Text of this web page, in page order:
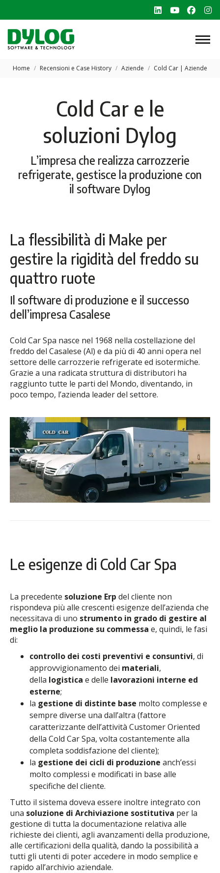
Linkedin
new
YouTube
opens
new
opens
new
Tu sei qui:
Home Recensioni e Case History Aziende Cold Car | Aziende
Cold Car e le
soluzioni Dylog
L’impresa che realizza carrozzerie
refrigerate, gestisce la produzione con
il software Dylog
La flessibilità di Make per
gestire la rigidità del freddo su
quattro ruote
Il software di produzione e il successo
dell’impresa Casalese
Cold Car Spa nasce nel 1968 nella costellazione del
freddo del Casalese (Al) e da più di 40 anni opera nel
settore delle carrozzerie refrigerate ed isotermiche.
Grazie a una radicata struttura di distributori ha
raggiunto tutte le parti del Mondo, diventando, in
poco tempo, l’azienda leader del settore.
Le esigenze di Cold Car Spa
La precedente soluzione Erp del cliente non
rispondeva più alle crescenti esigenze dell’azienda che
necessitava di uno strumento in grado di gestire al
meglio la produzione su commessa e, quindi, le fasi
di:
controllo dei costi preventivi e consuntivi, di
approvvigionamento dei materiali,
della logistica e delle lavorazioni interne ed
esterne;
la gestione di distinte base molto complesse e
sempre diverse una dall’altra (fattore
caratterizzante dell’attività Customer Oriented
della Cold Car Spa, volta costantemente alla
completa soddisfazione del cliente);
la gestione dei cicli di produzione anch’essi
molto complessi e modificati in base alle
specifiche del cliente.
Tutto il sistema doveva essere inoltre integrato con
una soluzione di Archiviazione sostitutiva per la
gestione di tutta la documentazione relativa alle
richieste dei clienti, agli avanzamenti della produzione,
alle certificazioni della qualità, dando la possibilità a
tutti gli utenti di poter accedere in modo semplice e
rapido all’archivio aziendale.